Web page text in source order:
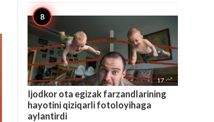
17 
Ijodkor ota egizak farzandlarining
hayotini qiziqarli fotoloyihaga
aylantirdi